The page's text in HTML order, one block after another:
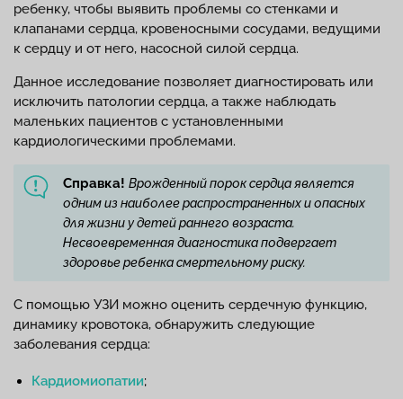
ребенку, чтобы выявить проблемы со стенками и
клапанами сердца, кровеносными сосудами, ведущими
к сердцу и от него, насосной силой сердца.
Данное исследование позволяет диагностировать или
исключить патологии сердца, а также наблюдать
маленьких пациентов с установленными
кардиологическими проблемами.
Справка! Врожденный порок сердца является
одним из наиболее распространенных и опасных
для жизни у детей раннего возраста.
Несвоевременная диагностика подвергает
здоровье ребенка смертельному риску.
С помощью УЗИ можно оценить сердечную функцию,
динамику кровотока, обнаружить следующие
заболевания сердца:
Кардиомиопатии;